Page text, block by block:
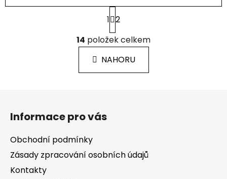
O
v
l
á
d
k
S
t
r
á
n
k
1 2
14 položek celkem
NAHORU
Informace pro vás
Obchodní podmínky
Zásady zpracování osobních údajů
Kontakty